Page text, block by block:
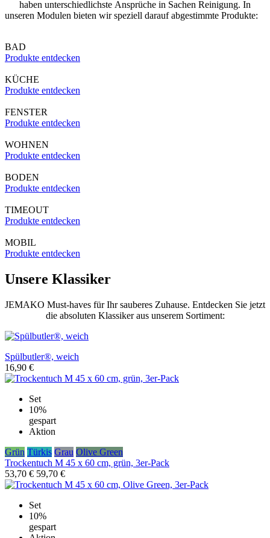
haben unterschiedlichste Ansprüche in Sachen Reinigung. In
unseren Modulen bieten wir speziell darauf abgestimmte Produkte:
BAD
Produkte entdecken
KÜCHE
Produkte entdecken
FENSTER
Produkte entdecken
WOHNEN
Produkte entdecken
BODEN
Produkte entdecken
TIMEOUT
Produkte entdecken
MOBIL
Produkte entdecken
Unsere Klassiker
JEMAKO Must-haves für Ihr sauberes Zuhause. Entdecken Sie jetzt
die absoluten Klassiker aus unserem Sortiment:
Spülbutler®, weich
16,90 €
Set
10%
gespart
Aktion
Grün Türkis Grau Olive Green
Trockentuch M 45 x 60 cm, grün, 3er-Pack
53,70 € 59,70 €
Set
10%
gespart